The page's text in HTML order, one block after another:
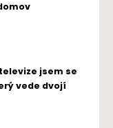
jsem se
vede dvojí